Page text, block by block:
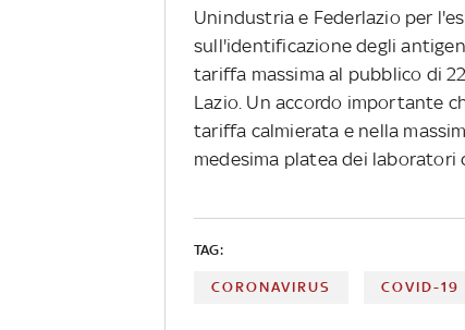
Unindustria e Federlazio per
sull'identificazione degli
tariffa massima al pubblico di
Lazio. Un accordo importante
tariffa calmierata e nella
medesima platea dei laboratori
TAG:
CORONAVIRUS COVID-19